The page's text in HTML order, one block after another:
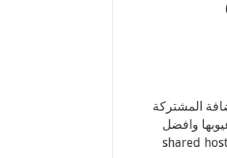
المشتركة
وافضل